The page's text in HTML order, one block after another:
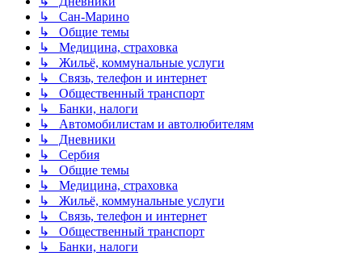
↳ Сан-Марино
↳ Общие темы
↳ Медицина, страховка
↳ Жильё, коммунальные услуги
↳ Связь, телефон и интернет
↳ Общественный транспорт
↳ Банки, налоги
↳ Автомобилистам и автолюбителям
↳ Дневники
↳ Сербия
↳ Общие темы
↳ Медицина, страховка
↳ Жильё, коммунальные услуги
↳ Связь, телефон и интернет
↳ Общественный транспорт
↳ Банки, налоги